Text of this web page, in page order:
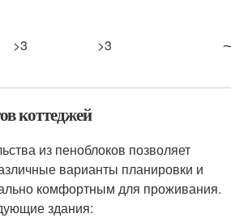
>3 >3
коттеджей
из пеноблоков позволяет
варианты планировки и
комфортным для проживания.
здания: